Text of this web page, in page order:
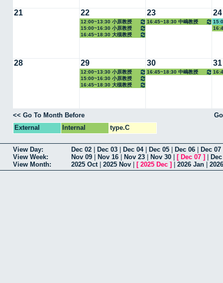
21 22
12:00~13:30 小原教授
15:00~16:30 小原教授
16:45~18:30 大槻教授
23
16:45~18:30 中嶋教授
24
28 29
12:00~13:30 小原教授
15:00~16:30 小原教授
16:45~18:30 大槻教授
30
16:45~18:30 中嶋教授
31
<< Go To Month Before
External
Internal type.C
View Day: Dec 02 Dec 03 Dec 04| Dec 05 Dec 06 Dec 07
View Week:
Nov 09 Nov 16 Nov 23 Nov 30 [ Dec 07 ]
View Month:
2025 Oct 2025 Nov [ 2025 Dec ] 2026 Jan